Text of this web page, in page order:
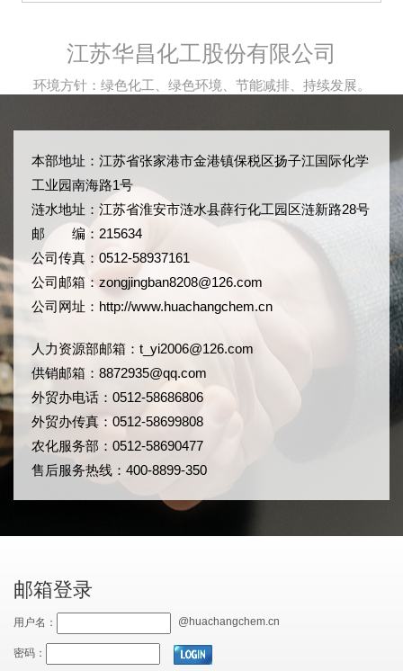
江苏华昌化工股份有限公司
环境方针：绿色化工、绿色环境、节能减排、持续发展。
本部地址：江苏省张家港市金港镇保税区扬子江国际化学
工业园南海路1号
涟水地址：江苏省淮安市涟水县薛行化工园区涟新路28号
邮 编：215634
公司传真：0512-58937161
公司邮箱： zongjingban8208@126.com
公司网址： http://www.huachangchem.cn
人力资源部邮箱： t_yi2006@126.com
供销邮箱：8872935@qq.com
外贸办电话：0512-58686806
外贸办传真：0512-58699808
农化服务部：0512-58690477
售后服务热线：400-8899-350
邮箱登录
用户名： @huachangchem.cn
密码：